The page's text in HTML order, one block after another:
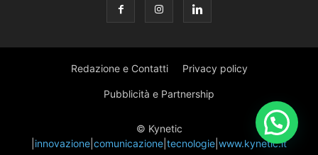
Redazione e Contatti Privacy policy
Pubblicità e Partnership
© Kynetic
innovazione comunicazione tecnologie www.kynetic.it